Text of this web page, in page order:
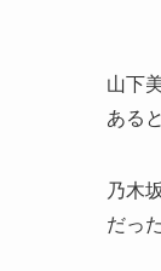
山下
ある
乃木
だっ